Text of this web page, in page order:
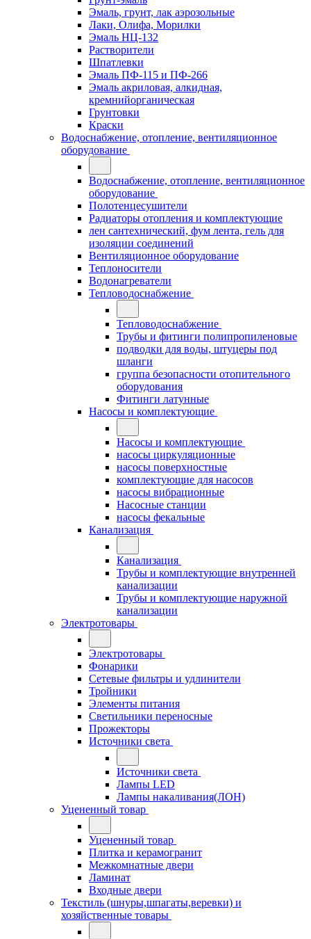
Эмаль, грунт, лак аэрозольные
Лаки, Олифа, Морилки
Эмаль НЦ-132
Растворители
Шпатлевки
Эмаль ПФ-115 и ПФ-266
Эмаль акриловая, алкидная,
кремнийорганическая
Грунтовки
Краски
Водоснабжение, отопление, вентиляционное
оборудование
Водоснабжение, отопление, вентиляционное
оборудование
Полотенцесушители
Радиаторы отопления и комплектующие
лен сантехнический, фум лента, гель для
изоляции соединений
Вентиляционное оборудование
Теплоносители
Водонагреватели
Тепловодоснабжение
Тепловодоснабжение
Трубы и фитинги полипропиленовые
подводки для воды, штуцеры под
шланги
группа безопасности отопительного
оборудования
Фитинги латунные
Насосы и комплектующие
Насосы и комплектующие
насосы циркуляционные
насосы поверхностные
комплектующие для насосов
насосы вибрационные
Насосные станции
насосы фекальные
Канализация
Канализация
Трубы и комплектующие внутренней
канализации
Трубы и комплектующие наружной
канализации
Электротовары
Электротовары
Фонарики
Сетевые фильтры и удлинители
Тройники
Элементы питания
Светильники переносные
Прожекторы
Источники света
Источники света
Лампы LED
Лампы накаливания(ЛОН)
Уцененный товар
Уцененный товар
Плитка и керамогранит
Межкомнатные двери
Ламинат
Входные двери
Текстиль (шнуры,шпагаты,веревки) и
хозяйственные товары